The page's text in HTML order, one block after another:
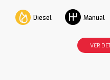
Diesel Manual
VER